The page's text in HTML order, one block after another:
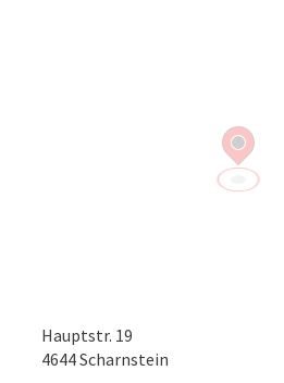
Hauptstr. 19
4644Scharnstein